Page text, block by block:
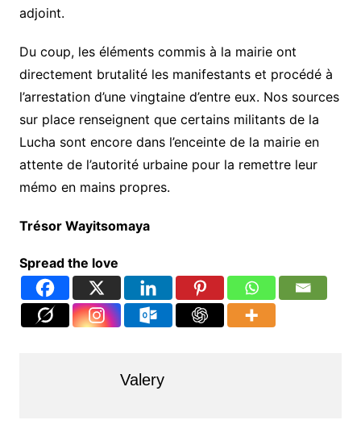
adjoint.
Du coup, les éléments commis à la mairie ont
directement brutalité les manifestants et procédé à
l’arrestation d’une vingtaine d’entre eux. Nos sources
sur place renseignent que certains militants de la
Lucha sont encore dans l’enceinte de la mairie en
attente de l’autorité urbaine pour la remettre leur
mémo en mains propres.
Trésor Wayitsomaya
Spread the love
Valery